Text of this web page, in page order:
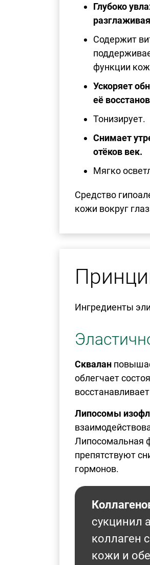
Глубоко
Содержит
функции
Ускоряет
её
Тонизирует.
Снимает
отёков век.
Мягко
Средство
кожи вокруг
Ингредиенты
Сквалан
облегчает
Липосомы
Липосомальная
препятствуют
гормонов.
сукцинил
коллаген
кожи и